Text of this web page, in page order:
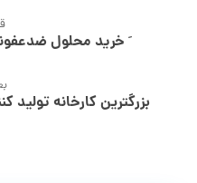
خرید محلول
بزرگترین کارخانه